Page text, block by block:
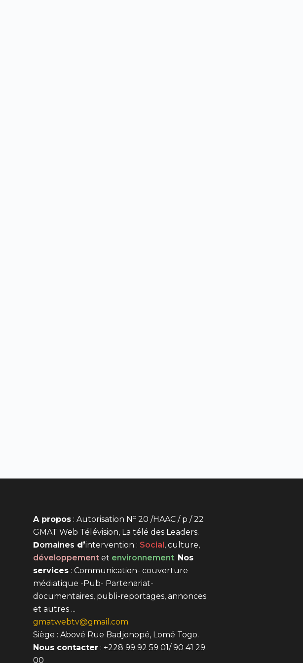
A propos : Autorisation No 20 /HAAC / p / 22
GMAT Web Télévision, La télé des Leaders.
Domaines d’intervention : Social, culture,
développement et environnement. Nos
services : Communication- couverture
médiatique -Pub- Partenariat-
documentaires, publi-reportages, annonces
et autres ...
gmatwebtv@gmail.com
Siège : Abové Rue Badjonopé, Lomé Togo.
Nous contacter : +228 99 92 59 01/ 90 41 29
00